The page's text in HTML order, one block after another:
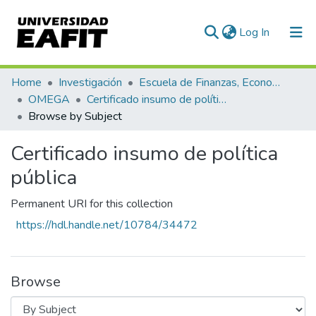
Log In (current)
Communities & Collections
All of DSpace
Home Investigación
Escuela de Finanzas, Economía y Gobierno
OMEGA
Certificado insumo de política pública
Browse by Subject
Certificado insumo de política
pública
Permanent URI for this collection
https://hdl.handle.net/10784/34472
Browse